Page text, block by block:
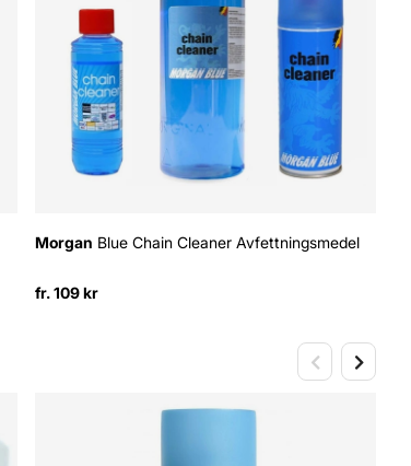
Morgan Blue Chain Cleaner Avfettningsmedel
fr. 109 kr